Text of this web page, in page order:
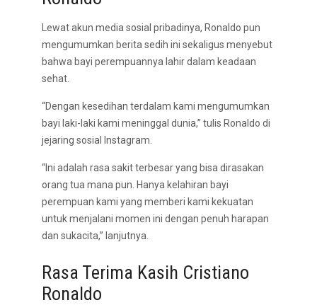
Lewat akun media sosial pribadinya, Ronaldo pun
mengumumkan berita sedih ini sekaligus menyebut
bahwa bayi perempuannya lahir dalam keadaan
sehat.
“Dengan kesedihan terdalam kami mengumumkan
bayi laki-laki kami meninggal dunia,” tulis Ronaldo di
jejaring sosial Instagram.
“Ini adalah rasa sakit terbesar yang bisa dirasakan
orang tua mana pun. Hanya kelahiran bayi
perempuan kami yang memberi kami kekuatan
untuk menjalani momen ini dengan penuh harapan
dan sukacita,” lanjutnya.
Rasa Terima Kasih Cristiano
Ronaldo